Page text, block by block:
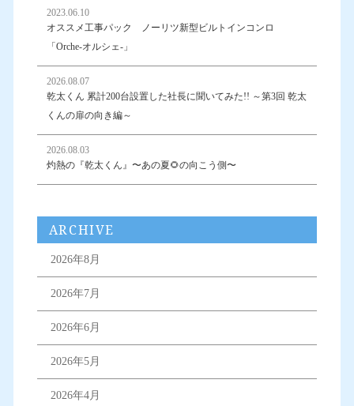
2023.06.10
オススメ工事パック ノーリツ新型ビルトインコンロ
「Orche-オルシェ-」
2026.08.07
乾太くん 累計200台設置した社長に聞いてみた!! ～第3回 乾太
くんの扉の向き編～
2026.08.03
灼熱の『乾太くん』〜あの夏🌻の向こう側〜
ARCHIVE
2026年8月
2026年7月
2026年6月
2026年5月
2026年4月